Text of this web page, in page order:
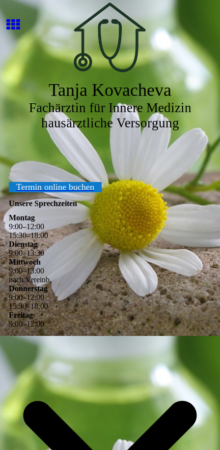
Tanja Kovacheva
Fachärztin für Innere Medizin
hausärztliche Versorgung
Termin online buchen
Unsere Sprechzeiten
Montag
9:00–12:00
15:30–18:00
Dienstag
9:00–13:30
Mittwoch
9:00–13:00
nach Vereinb.
Donnerstag
9:00–12:00
15:30–18:00
Freitag
9:00–12:00